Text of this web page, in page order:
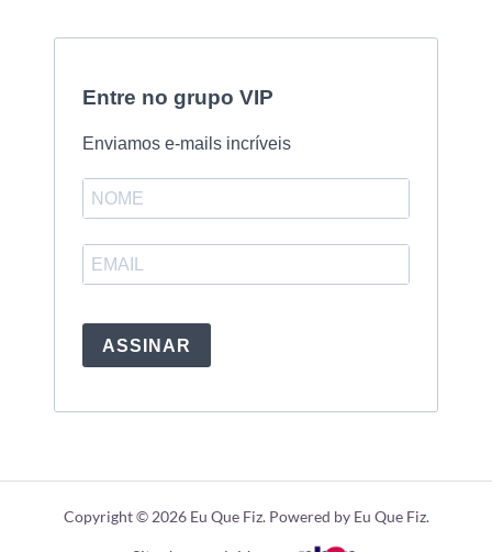
Entre no grupo VIP
Enviamos e-mails incríveis
ASSINAR
Copyright © 2026 Eu Que Fiz. Powered by Eu Que Fiz.